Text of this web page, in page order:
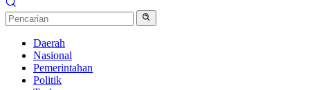
Daerah
Nasional
Pemerintahan
Politik